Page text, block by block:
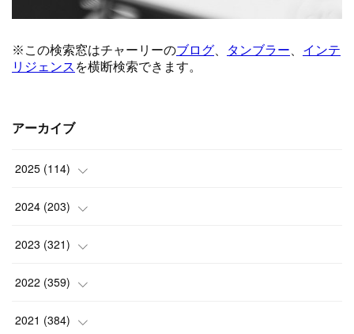
アーカイブ
2025 (114)
(1)
(8)
(6)
(9 )
2024 (203)
(24)
(10)
(18)
2023 (321)
(25)
(17)
2022 (359)
(42)
2021 (384)